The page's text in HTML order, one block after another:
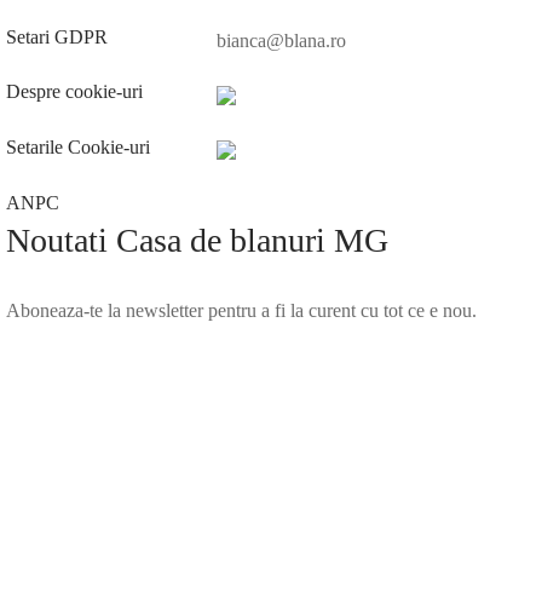
Setari GDPR
Despre cookie-uri
Setarile Cookie-uri
ANPC
bianca@blana.ro
Noutati Casa de blanuri MG
Aboneaza-te la newsletter pentru a fi la curent cu tot ce e nou.